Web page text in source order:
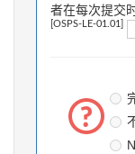
者在每次提交
[OSPS-LE-01.01]